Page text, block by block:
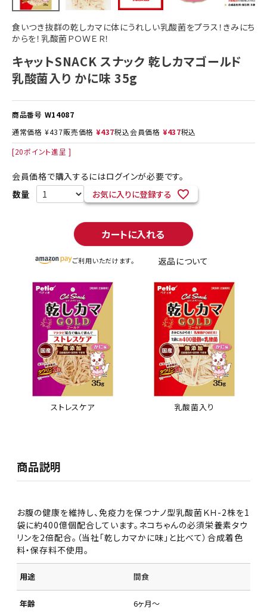
食いつき抜群の乾しカマに体にうれしい乳酸菌をプラス！きみにち
からを！乳酸菌ＰＯＷＥＲ！
キャットSNACK スナック 乾しカマゴールド
乳酸菌入り かに味 35g
商品番号 W14087
通常価格 ¥437販売価格 ¥437税込会員価格 ¥437税込
[20ポイント進呈 ]
会員価格で購入するにはログインが必要です。
お気に入りに登録する
カートに入れる
ご利用いただけます。 返品について
ストレスケア 乳酸菌入り
商品説明
お腹の健康を維持し、免疫力を保つナノ型乳酸菌ＫＨ-2株を1
袋に約400億個配合しています。ネコちゃんの必須栄養素タウ
リンを2倍配合。（当社「乾しカマかに味」と比べて）合成着色
料・保存料不使用。
用途 間食
年齢 6ヶ月～